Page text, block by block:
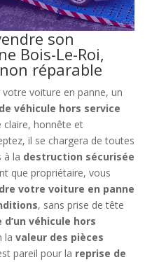
son
Bois-Le-Roi,
réparable
voiture en panne, un
véhicule hors service
claire, honnête et
il se chargera de toutes
à la destruction sécurisée
que propriétaire, vous
votre voiture en panne
, sans prise de tête
d’un véhicule hors
la valeur des pièces
pareil pour la reprise de